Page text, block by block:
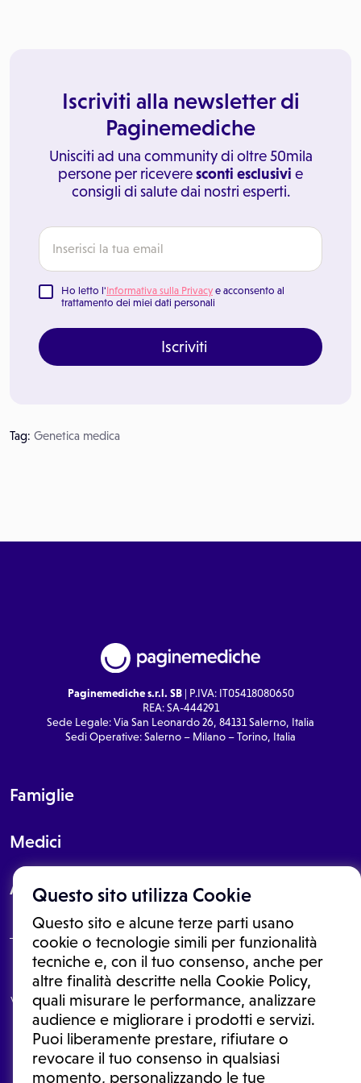
Questo sito utilizza Cookie
Questo sito e alcune terze parti usano
cookie o tecnologie simili per funzionalità
tecniche e, con il tuo consenso, anche per
altre finalità descritte nella Cookie Policy,
quali misurare le performance, analizzare
audience e migliorare i prodotti e servizi.
Puoi liberamente prestare, rifiutare o
revocare il tuo consenso in qualsiasi
momento, personalizzando le tue
Iscriviti alla newsletter di
Paginemediche
Unisciti ad una community di oltre 50mila
persone per riceveresconti esclusivi e
consigli di salute dai nostri esperti.
Ho letto l'Informativa sulla Privacy e acconsento al
trattamento dei miei dati personali
Iscriviti
Tag: Genetica medica
Paginemediche s.r.l. SB| P.IVA: IT05418080650
REA: SA-444291
Sede Legale: Via San Leonardo 26, 84131 Salerno, Italia
Sedi Operative: Salerno – Milano – Torino, Italia
Famiglie
Medici
About
Le informazioni proposte in questo sito non sono un consulto medico.
In nessun caso, queste informazioni sostituiscono un consulto, una
visita o una diagnosi formulata dal medico. Non si devono considerare
le informazioni disponibili come suggerimenti per la formulazione di
una diagnosi, la determinazione di un trattamento o l'assunzione o
sospensione di un farmaco senza prima consultare un medico di
medicina generale o uno specialista.
Condizioni di utilizzo |Privacy Policy |Gestione cookie